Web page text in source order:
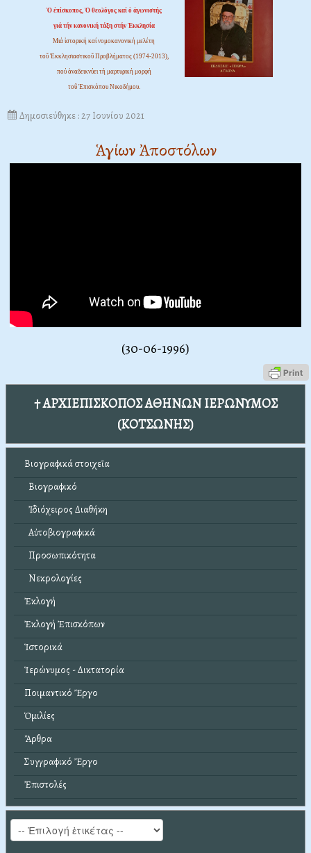
Ὁ ἐπίσκοπος, Ὁ θεολόγος καί ὁ ἀγωνιστής
γιά τήν κανονική τάξη στήν Ἐκκλησία
Μιά ἱστορική καί νομοκανονική μελέτη
τοῦ Ἐκκλησιαστικοῦ Προβλήματος (1974-2013),
πού ἀναδεικνύει τή μαρτυρική μορφή
τοῦ Ἐπισκόπου Νικοδήμου.
Δημοσιεύθηκε : 27 Ιουνίου 2021
Ἁγίων Ἀποστόλων
(30-06-1996)
† ΑΡΧΙΕΠΙΣΚΟΠΟΣ ΑΘΗΝΩΝ ΙΕΡΩΝΥΜΟΣ
(ΚΟΤΣΩΝΗΣ)
Βιογραφικά στοιχεῖα
Βιογραφικό
Ἰδιόχειρος Διαθήκη
Αὐτοβιογραφικά
Προσωπικότητα
Νεκρολογίες
Ἐκλογή
Ἐκλογή Ἐπισκόπων
Ἱστορικά
Ἱερώνυμος - Δικτατορία
Ποιμαντικό Ἔργο
Ὁμιλίες
Ἄρθρα
Συγγραφικό Ἔργο
Ἐπιστολές